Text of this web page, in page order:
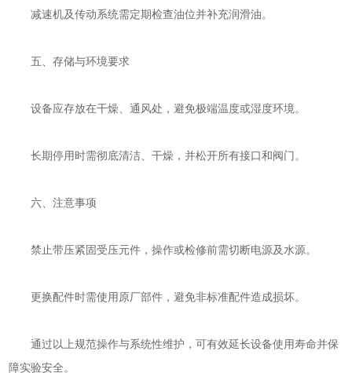
减速机及传动系统需定期检查油位并补充润滑油。
五、存储与环境要求
设备应存放在干燥、通风处，避免极端温度或湿度环境。
长期停用时需彻底清洁、干燥，并松开所有接口和阀门。
六、注意事项
禁止带压紧固受压元件，操作或检修前需切断电源及水源。
更换配件时需使用原厂部件，避免非标准配件造成损坏。
通过以上规范操作与系统性维护，可有效延长设备使用寿命并保
障实验安全。